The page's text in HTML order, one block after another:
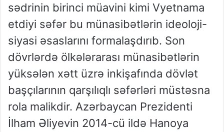
sədrinin birinci müavini kimi Vyetnama
etdiyi səfər bu münasibətlərin ideoloji-
siyasi əsaslarını formalaşdırıb. Son
dövrlərdə ölkələrarası münasibətlərin
yüksələn xətt üzrə inkişafında dövlət
başçılarının qarşılıqlı səfərləri müstəsna
rola malikdir. Azərbaycan Prezidenti
İlham Əliyevin 2014-cü ildə Hanoya